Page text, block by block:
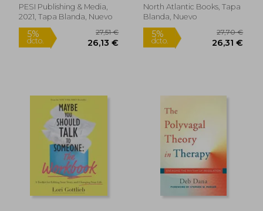
PESI Publishing & Media,
2021, Tapa Blanda, Nuevo
5%
dcto.
in Practice (en Inglés)
North Atlantic Books, Tapa
Blanda, Nuevo
5%
dcto.